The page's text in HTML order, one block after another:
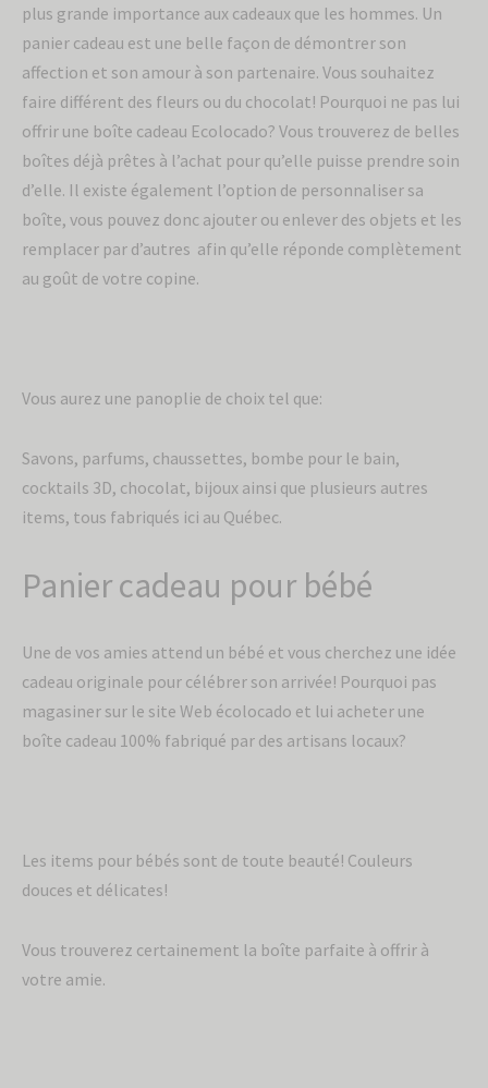
plus grande importance aux cadeaux que les hommes. Un
panier cadeau est une belle façon de démontrer son
affection et son amour à son partenaire. Vous souhaitez
faire différent des fleurs ou du chocolat! Pourquoi ne pas lui
offrir une boîte cadeau Ecolocado? Vous trouverez de belles
boîtes déjà prêtes à l’achat pour qu’elle puisse prendre soin
d’elle. Il existe également l’option de personnaliser sa
boîte, vous pouvez donc ajouter ou enlever des objets et les
remplacer par d’autres afin qu’elle réponde complètement
au goût de votre copine.
Vous aurez une panoplie de choix tel que:
Savons, parfums, chaussettes, bombe pour le bain,
cocktails 3D, chocolat, bijoux ainsi que plusieurs autres
items, tous fabriqués ici au Québec.
Panier cadeau pour bébé
Une de vos amies attend un bébé et vous cherchez une idée
cadeau originale pour célébrer son arrivée! Pourquoi pas
magasiner sur le site Web écolocado et lui acheter une
boîte cadeau 100% fabriqué par des artisans locaux?
Les items pour bébés sont de toute beauté! Couleurs
douces et délicates!
Vous trouverez certainement la boîte parfaite à offrir à
votre amie.